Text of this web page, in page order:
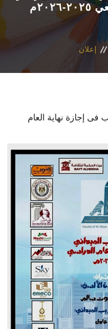
برامج الساعات المعتمدة
المكاتب والمراكز والوحدات
الاستراتيجية ٢٠٢٤-٢٠٢٩
تواصل معنا
إعلان
فى إجازة نهاية العام